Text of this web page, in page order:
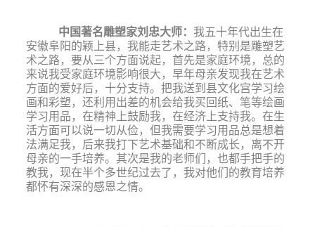
中国著名雕塑家刘忠大师： 我五十年代出生在
安徽阜阳的颖上县，我能走艺术之路，特别是雕塑艺
术之路，要从三个方面说起，首先是家庭环境，总的
来说我受家庭环境影响很大，早年母亲发现我在艺术
方面的爱好后，十分支持。把我送到县文化宫学习绘
画和彩塑，还利用出差的机会给我买回纸、笔等绘画
学习用品，在精神上鼓励我，在经济上支持我。在生
活方面可以说一切从俭，但我需要学习用品总是想着
法满足我，后来我打下艺术基础和不断成长，离不开
母亲的一手培养。其次是我的老师们，也都手把手的
教我，现在半个多世纪过去了，我对他们的教育培养
都怀有深深的感恩之情。